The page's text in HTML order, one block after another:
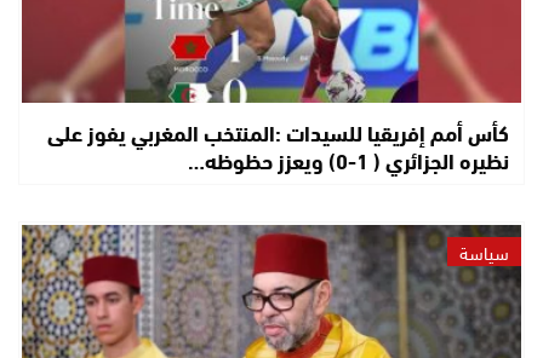
كأس أمم إفريقيا للسيدات :المنتخب المغربي يفوز على
نظيره الجزائري ( 1-0) ويعزز حظوظه…
سياسة